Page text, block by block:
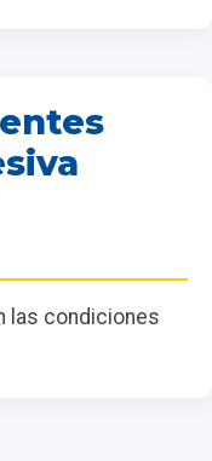
las condiciones